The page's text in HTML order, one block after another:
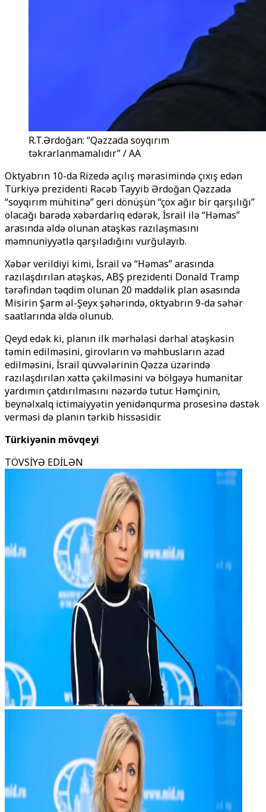
R.T.Ərdoğan: “Qəzzada soyqırım
təkrarlanmamalıdır” / AA
Oktyabrın 10-da Rizedə açılış mərasimində çıxış edən
Türkiyə prezidenti Rəcəb Tayyib Ərdoğan Qəzzada
“soyqırım mühitinə” geri dönüşün “çox ağır bir qarşılığı”
olacağı barədə xəbərdarlıq edərək, İsrail ilə “Həmas”
arasında əldə olunan atəşkəs razılaşmasını
məmnuniyyətlə qarşıladığını vurğulayıb.
Xəbər verildiyi kimi, İsrail və “Həmas” arasında
razılaşdırılan atəşkəs, ABŞ prezidenti Donald Tramp
tərəfindən təqdim olunan 20 maddəlik plan əsasında
Misirin Şarm əl-Şeyx şəhərində, oktyabrın 9-da səhər
saatlarında əldə olunub.
Qeyd edək ki, planın ilk mərhələsi dərhal atəşkəsin
təmin edilməsini, girovların və məhbusların azad
edilməsini, İsrail qüvvələrinin Qəzza üzərində
razılaşdırılan xəttə çəkilməsini və bölgəyə humanitar
yardımın çatdırılmasını nəzərdə tutur. Həmçinin,
beynəlxalq ictimaiyyətin yenidənqurma prosesinə dəstək
verməsi də planın tərkib hissəsidir.
Türkiyənin mövqeyi
TÖVSİYƏ EDİLƏN